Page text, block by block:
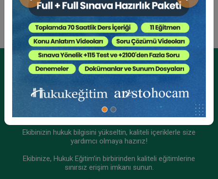
Tüketici Hukuku Enstitüsü
III. İş Hukuku Kongresi - Tüm Oturumlar (8
Kurumsal Üyelikler İçin
Kurumsal Teklif Alın
Ekibinizin hukuk bilgisini yükseltin, kaliteli içeriklerle size
yardımcı olmaya hazırız!
Ekibinize, Hukuk Eğitim’in birbirinden kaliteli eğitimlerine
sınırsız erişim imkanı sunun.